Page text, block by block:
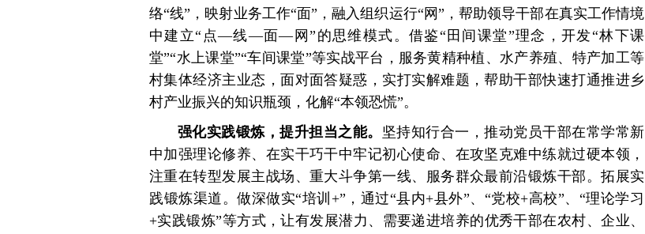
络“线”，映射业务工作“面”，融入组织运行“网”，帮助领导干部在真实工作情境
中建立“点—线—面—网”的思维模式。借鉴“田间课堂”理念，开发“林下课
堂”“水上课堂”“车间课堂”等实战平台，服务黄精种植、水产养殖、特产加工等
村集体经济主业态，面对面答疑惑，实打实解难题，帮助干部快速打通推进乡
村产业振兴的知识瓶颈，化解“本领恐慌”。
强化实践锻炼，提升担当之能。 坚持知行合一，推动党员干部在常学常新
中加强理论修养、在实干巧干中牢记初心使命、在攻坚克难中练就过硬本领，
注重在转型发展主战场、重大斗争第一线、服务群众最前沿锻炼干部。拓展实
践锻炼渠道。做深做实“培训+”，通过“县内+县外”、“党校+高校”、“理论学习
+实践锻炼”等方式，让有发展潜力、需要递进培养的优秀干部在农村、企业、